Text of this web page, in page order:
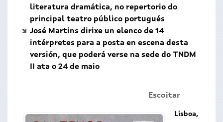
literatura dramática, no repertorio do
principal teatro público portugués
José Martins dirixe un elenco de 14
intérpretes para a posta en escena desta
versión, que poderá verse na sede do TNDM
II ata o 24 de maio
Escoitar
Lisboa,